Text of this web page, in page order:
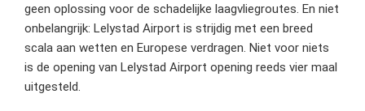
geen oplossing voor de schadelijke laagvliegroutes. En niet
onbelangrijk: Lelystad Airport is strijdig met een breed
scala aan wetten en Europese verdragen. Niet voor niets
is de opening van Lelystad Airport opening reeds vier maal
uitgesteld.